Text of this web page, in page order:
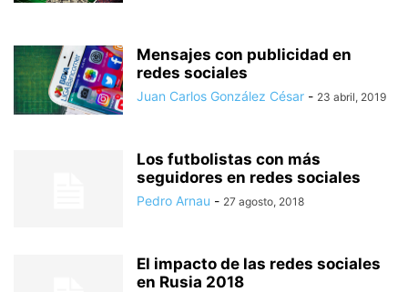
Mensajes con publicidad en
redes sociales
Juan Carlos González César - 23 abril, 2019
Los futbolistas con más
seguidores en redes sociales
Pedro Arnau - 27 agosto, 2018
El impacto de las redes sociales
en Rusia 2018